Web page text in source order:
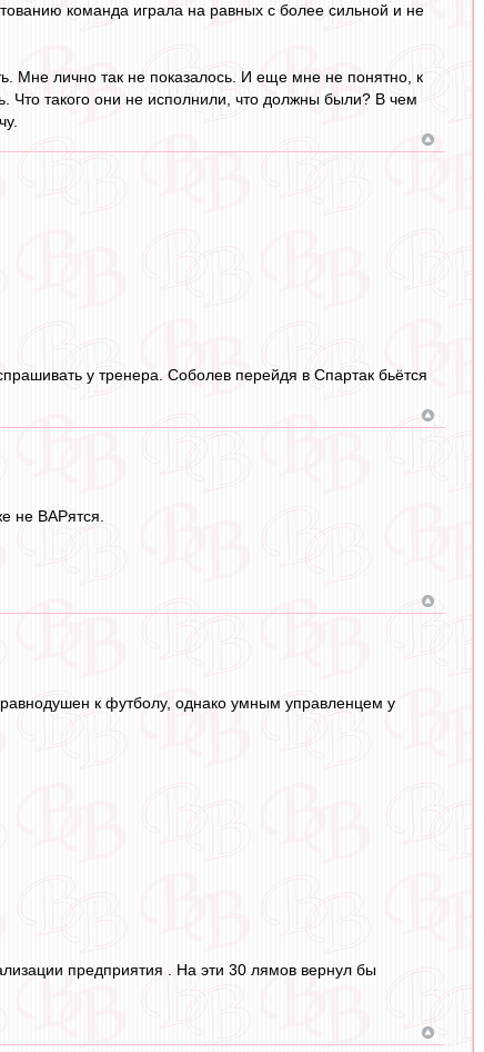
команда играла на равных с более сильной и не
Мне лично так не показалось. И еще мне не понятно, к
Что такого они не исполнили, что должны были? В чем
у тренера. Соболев перейдя в Спартак бьётся
не ВАРятся.
к футболу, однако умным управленцем у
предприятия . На эти 30 лямов вернул бы